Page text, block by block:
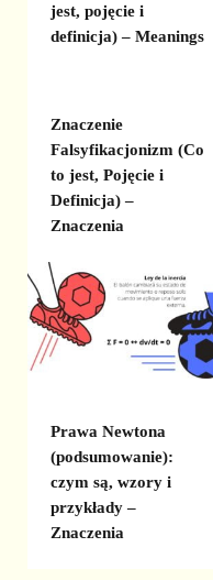
jest, pojęcie i
definicja) – Meanings
Znaczenie
Falsyfikacjonizm (Co
to jest, Pojęcie i
Definicja) –
Znaczenia
Prawa Newtona
(podsumowanie):
czym są, wzory i
przykłady –
Znaczenia